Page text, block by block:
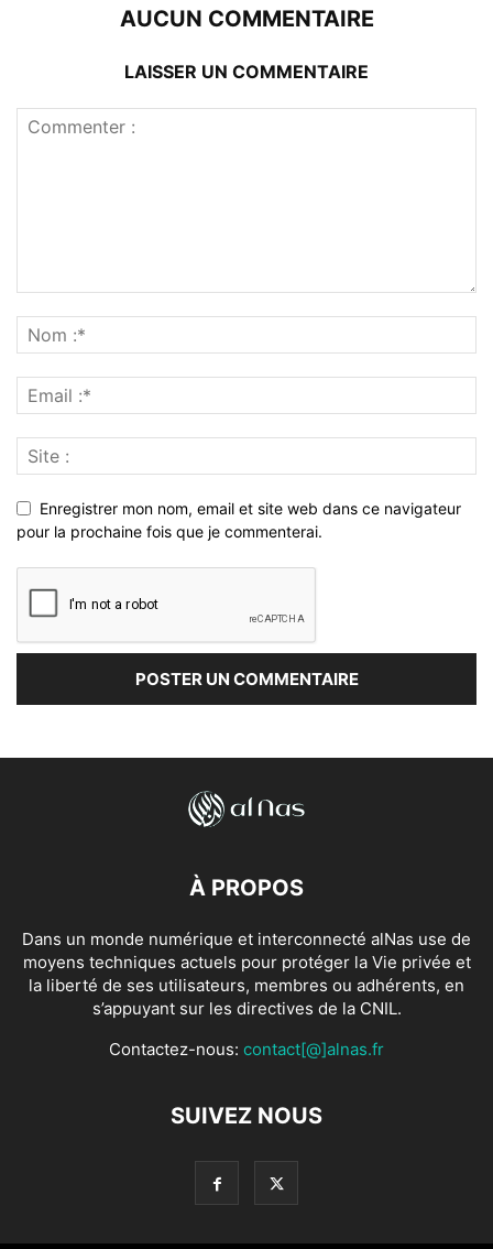
AUCUN COMMENTAIRE
LAISSER UN COMMENTAIRE
Enregistrer mon nom, email et site web dans ce navigateur
pour la prochaine fois que je commenterai.
À PROPOS
Dans un monde numérique et interconnecté alNas use de
moyens techniques actuels pour protéger la Vie privée et
la liberté de ses utilisateurs, membres ou adhérents, en
s’appuyant sur les directives de la CNIL.
Contactez-nous: contact[@]alnas.fr
SUIVEZ NOUS